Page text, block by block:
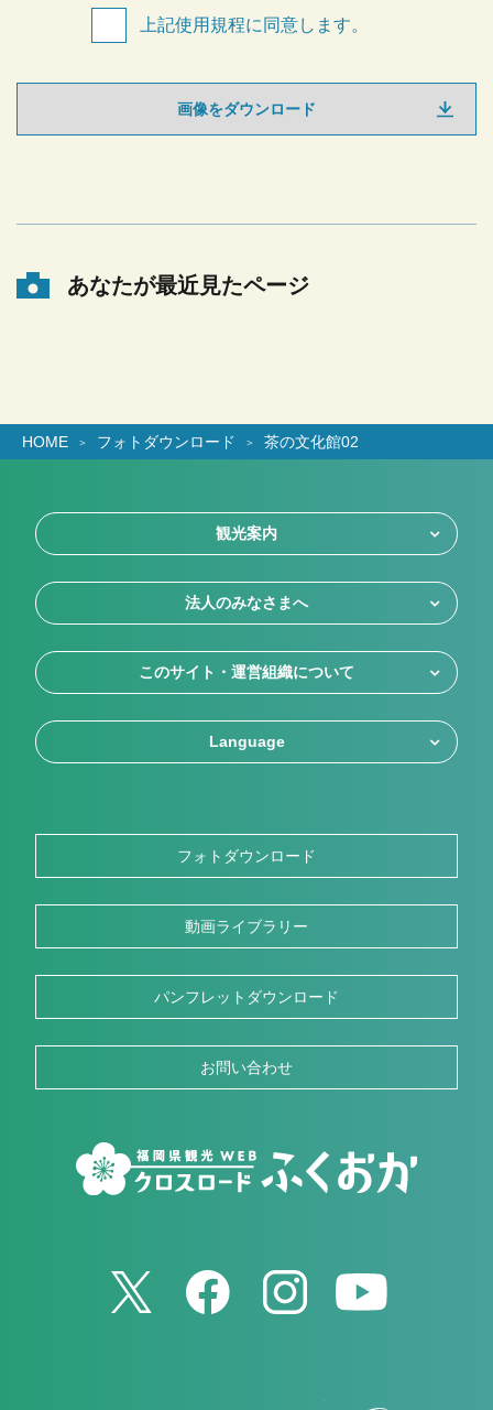
上記使用規程に同意します。
画像をダウンロード
あなたが最近見たページ
HOME フォトダウンロード 茶の文化館02
観光案内
法人のみなさまへ
このサイト・運営組織について
Language
フォトダウンロード
動画ライブラリー
パンフレットダウンロード
お問い合わせ